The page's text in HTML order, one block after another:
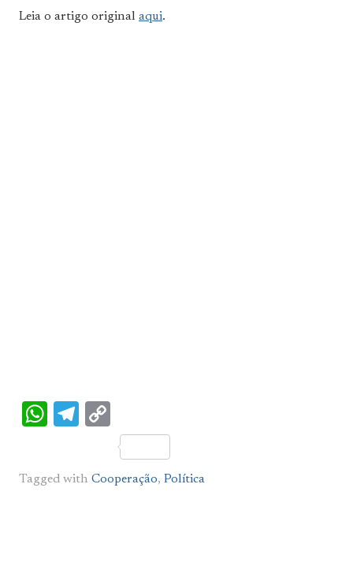
Leia o artigo original aqui.
WhatsApp
Telegram
Link
Tagged with Cooperação, Política